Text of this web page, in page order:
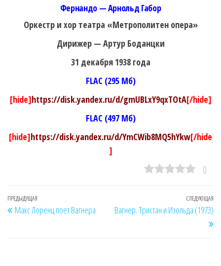
Фернандо — Арнольд Габор
Оркестр и хор театра «Метрополитен опера»
Дирижер — Артур Боданцки
31 декабря 1938 года
FLAC (295 Мб)
[hide]https://disk.yandex.ru/d/gmUBLxY9qxTOtA[/hide]
FLAC (497 Мб)
[hide]https://disk.yandex.ru/d/YmCWib8MQ5hYkw[/hide
]
0
Навигация
по
Предыдущая
запись
ПРЕДЫДУЩАЯ
Макс Лоренц поет Вагнера
СЛЕДУЮЩАЯ
Вагнер. Тристан и Изольда (1973)